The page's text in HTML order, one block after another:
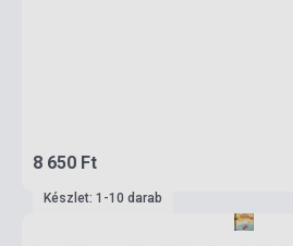
8 650 Ft
Készlet: 1-10 darab